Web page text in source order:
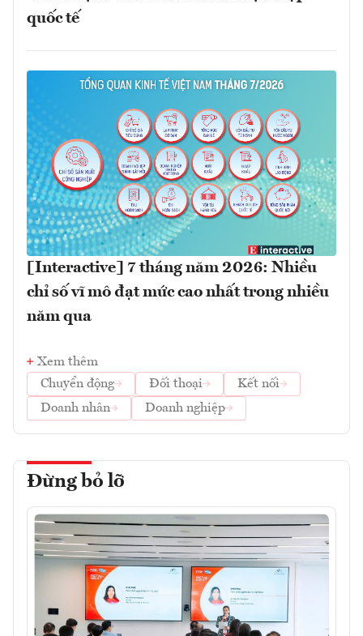
quốc tế
[Interactive] 7 tháng năm 2026: Nhiều
chỉ số vĩ mô đạt mức cao nhất trong nhiều
năm qua
Xem thêm
Chuyển động
Đối thoại
Kết nối
Doanh nhân
Doanh nghiệp
Đừng bỏ lỡ